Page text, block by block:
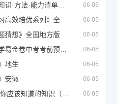
06-05
06-05
猜想》全国地方版 06-05
06-05
地生 06-05
安徽 06-05
06-05